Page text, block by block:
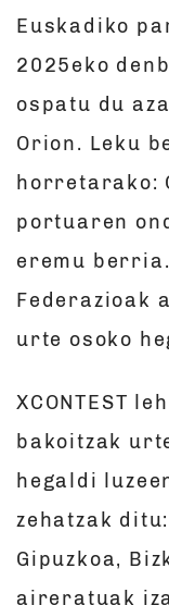
Euskadiko
2025eko
ospatu du
Orion. Leku
horretarako:
portuaren
eremu
Federazioak
urte osoko
XCONTEST
bakoitzak
hegaldi
zehatzak
Gipuzkoa,
aireratuak